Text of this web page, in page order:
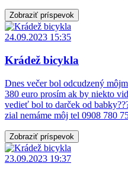
Zobraziť príspevok
24.09.2023 15:35
Krádež bicykla
Dnes večer bol odcudzený
380 euro prosím ak by niekto
vedieť bol to darček od
zial nemáme môj tel 0908 780
Zobraziť príspevok
23.09.2023 19:37